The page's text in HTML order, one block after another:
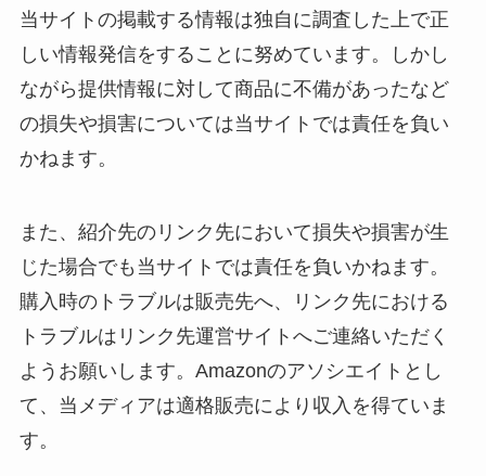
当サイトの掲載する情報は独自に調査した上で正
しい情報発信をすることに努めています。しかし
ながら提供情報に対して商品に不備があったなど
の損失や損害については当サイトでは責任を負い
かねます。
また、紹介先のリンク先において損失や損害が生
じた場合でも当サイトでは責任を負いかねます。
購入時のトラブルは販売先へ、リンク先における
トラブルはリンク先運営サイトへご連絡いただく
ようお願いします。Amazonのアソシエイトとし
て、当メディアは適格販売により収入を得ていま
す。